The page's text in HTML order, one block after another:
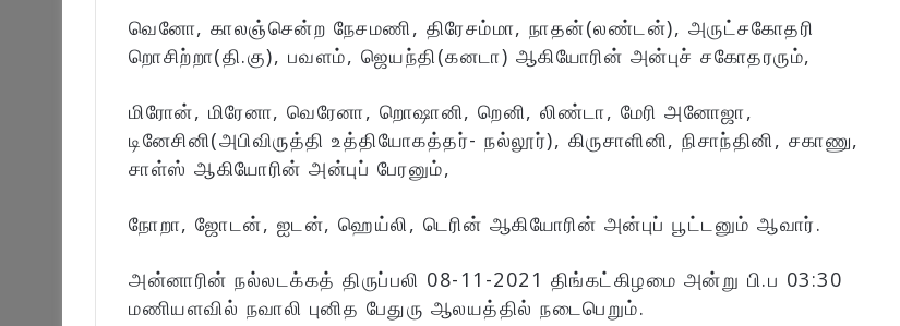
வெனோ, காலஞ்சென்ற நேசமணி, திரேசம்மா, நாதன்(லண்டன்), அருட்சகோதரி
றொசிற்றா(தி.கு), பவளம், ஜெயந்தி(கனடா) ஆகியோரின் அன்புச் சகோதரரும்,
மிரோன், மிரேனா, வெரேனா, றொஷானி, றெனி, லிண்டா, மேரி அனோஜா,
டினேசினி(அபிவிருத்தி உத்தியோகத்தர்- நல்லூர்), கிருசாளினி, நிசாந்தினி, சகாணு,
சாள்ஸ் ஆகியோரின் அன்புப் பேரனும்,
நோறா, ஜோடன், ஐடன், ஹெய்லி, டெரின் ஆகியோரின் அன்புப் பூட்டனும் ஆவார்.
அன்னாரின் நல்லடக்கத் திருப்பலி 08-11-2021 திங்கட்கிழமை அன்று பி.ப 03:30
மணியளவில் நவாலி புனித பேதுரு ஆலயத்தில் நடைபெறும்.